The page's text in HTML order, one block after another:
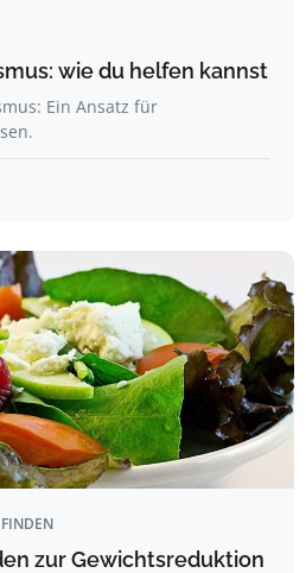
wie du helfen kannst
Ein Ansatz für
zur Gewichtsreduktion